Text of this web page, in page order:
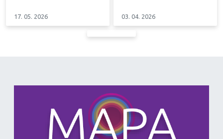
17. 05. 2026 03. 04. 2026